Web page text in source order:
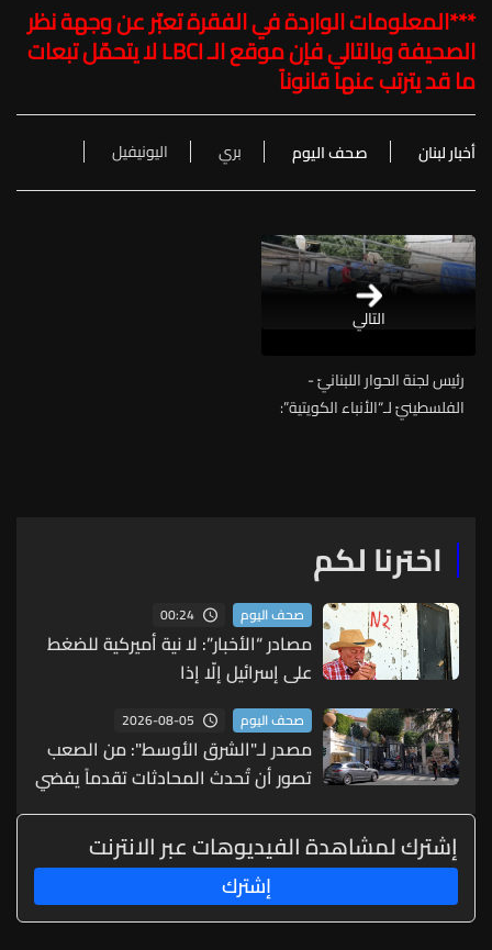
***المعلومات الواردة في الفقرة تعبّر عن وجهة نظر
الصحيفة وبالتالي فإن موقع الـLBCIلا يتحمّل تبعات
ما قد يترتب عنها قانوناً
أخبار لبنان صحف اليوم بري اليونيفيل
التالي
رئيس لجنة الحوار اللبنانيّ -
الفلسطينيّ لـ“الأنباء الكويتية”:
اخترنا لكم
صحف اليوم 00:24
مصادر “الأخبار”: لا نية أميركية للضغط
على إسرائيل إلّا إذا
صحف اليوم 2026-08-05
مصدر لـ"الشرق الأوسط": من الصعب
تصور أن تُحدث المحادثات تقدماً يفضي
إلى انسحاب إسرائيلي كبير
إشترك لمشاهدة الفيديوهات عبر الانترنت
إشترك